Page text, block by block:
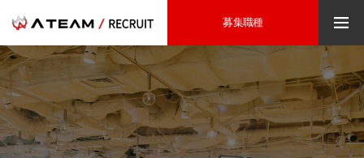
募集職種